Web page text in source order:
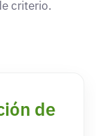
criterio.
de